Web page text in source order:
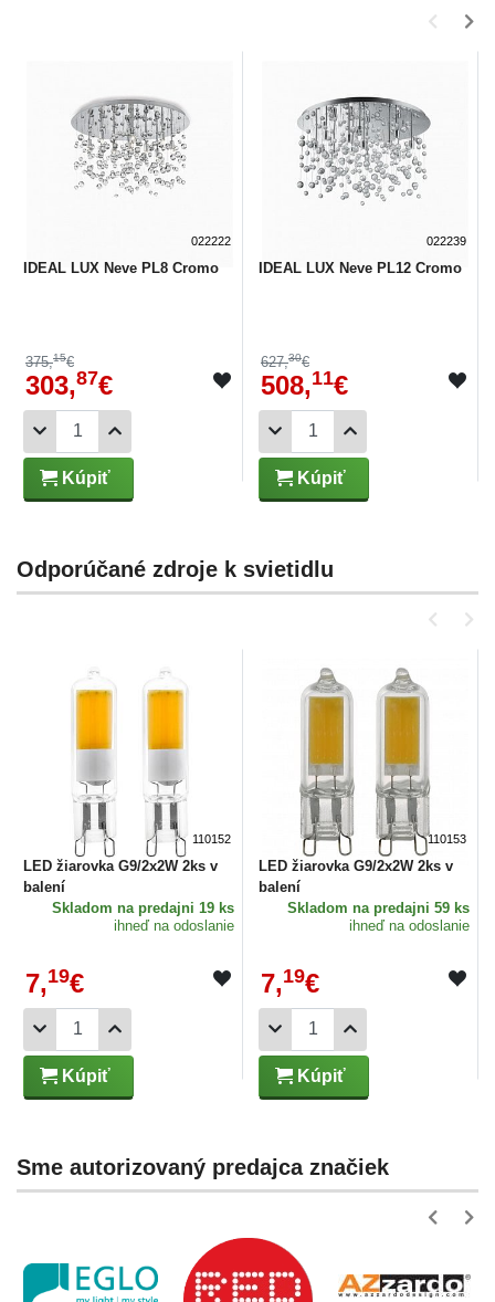
022222
IDEAL LUX Neve PL8 Cromo
375,15€
303,87€
Kúpiť
022239
IDEAL LUX Neve PL12 Cromo
627,30€
508,11€
Kúpiť
Odporúčané zdroje k svietidlu
110152
LED žiarovka G9/2x2W 2ks v
balení
Skladom na predajni 19 ks
ihneď na odoslanie
7,19€
Kúpiť
110153
LED žiarovka G9/2x2W 2ks v
balení
Skladom na predajni 59 ks
ihneď na odoslanie
7,19€
Kúpiť
Sme autorizovaný predajca značiek